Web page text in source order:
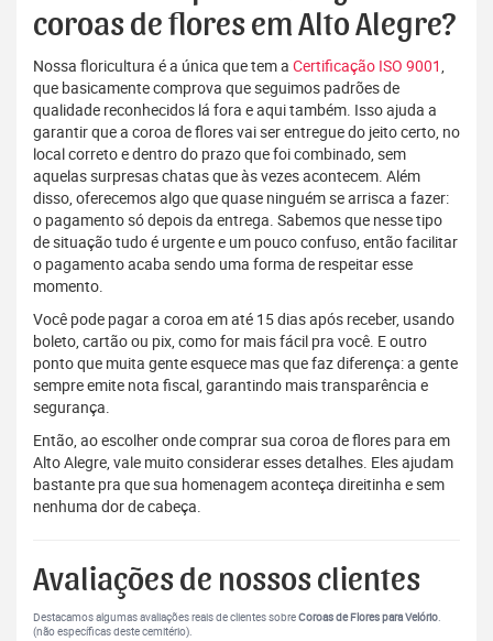
coroas de flores em Alto Alegre?
Nossa floricultura é a única que tem a Certificação ISO 9001,
que basicamente comprova que seguimos padrões de
qualidade reconhecidos lá fora e aqui também. Isso ajuda a
garantir que a coroa de flores vai ser entregue do jeito certo, no
local correto e dentro do prazo que foi combinado, sem
aquelas surpresas chatas que às vezes acontecem. Além
disso, oferecemos algo que quase ninguém se arrisca a fazer:
o pagamento só depois da entrega. Sabemos que nesse tipo
de situação tudo é urgente e um pouco confuso, então facilitar
o pagamento acaba sendo uma forma de respeitar esse
momento.
Você pode pagar a coroa em até 15 dias após receber, usando
boleto, cartão ou pix, como for mais fácil pra você. E outro
ponto que muita gente esquece mas que faz diferença: a gente
sempre emite nota fiscal, garantindo mais transparência e
segurança.
Então, ao escolher onde comprar sua coroa de flores para em
Alto Alegre, vale muito considerar esses detalhes. Eles ajudam
bastante pra que sua homenagem aconteça direitinha e sem
nenhuma dor de cabeça.
Avaliações de nossos clientes
Destacamos algumas avaliações reais de clientes sobreCoroas de Flores para Velório.
(não específicas deste cemitério).